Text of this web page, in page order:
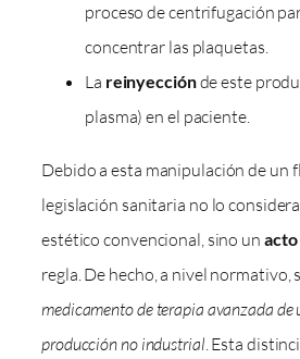
proceso de centrifugación
concentrar las plaquetas.
La reinyecciónde este
plasma) en el paciente.
Debido a esta manipulación de un
legislación sanitaria no lo
estético convencional, sino un
regla. De hecho, a nivel normativo,
medicamento de terapia avanzada de
producción no industrial . Esta